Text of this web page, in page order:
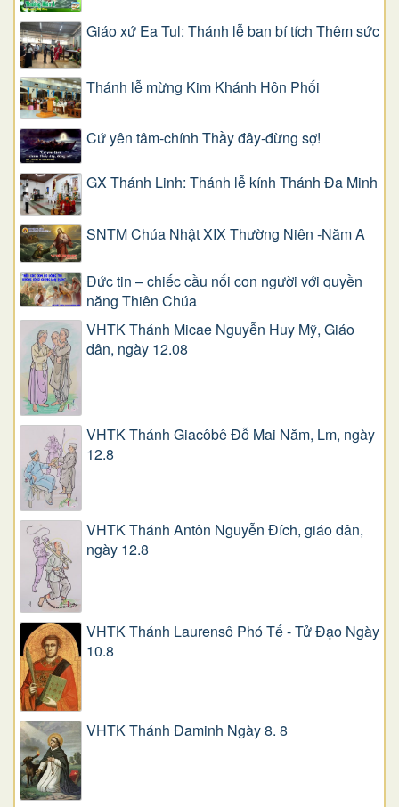
Giáo xứ Ea Tul: Thánh lễ ban bí tích Thêm sức
Thánh lễ mừng Kim Khánh Hôn Phối
Cứ yên tâm-chính Thầy đây-đừng sợ!
GX Thánh Linh: Thánh lễ kính Thánh Đa Minh
SNTM Chúa Nhật XIX Thường Niên -Năm A
Đức tin – chiếc cầu nối con người với quyền
năng Thiên Chúa
VHTK Thánh Micae Nguyễn Huy Mỹ, Giáo
dân, ngày 12.08
VHTK Thánh Giacôbê Ðỗ Mai Năm, Lm, ngày
12.8
VHTK Thánh Antôn Nguyễn Ðích, giáo dân,
ngày 12.8
VHTK Thánh Laurensô Phó Tế - Tử Đạo Ngày
10.8
VHTK Thánh Đaminh Ngày 8. 8